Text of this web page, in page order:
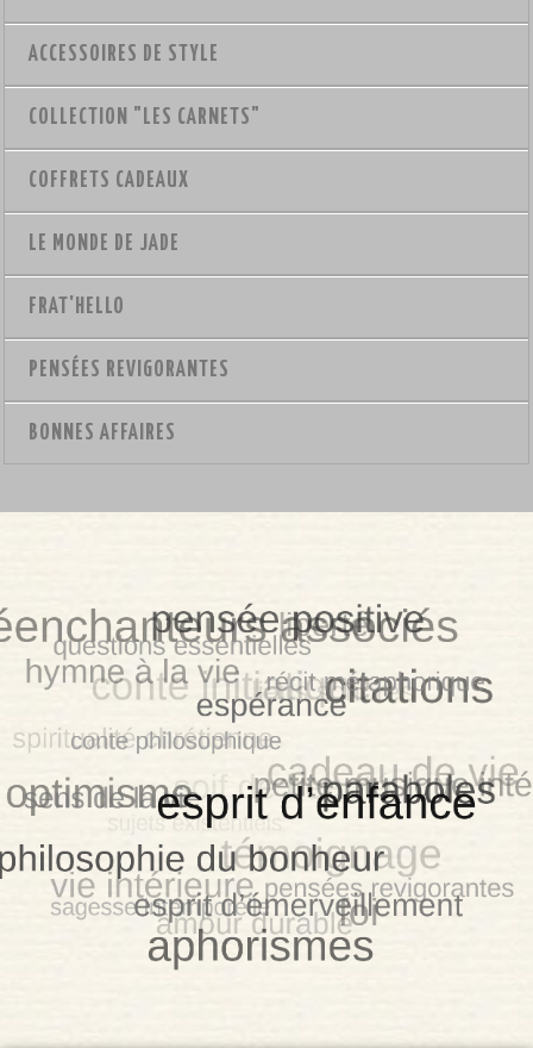
ACCESSOIRES DE STYLE
COLLECTION "LES CARNETS"
COFFRETS CADEAUX
LE MONDE DE JADE
FRAT'HELLO
PENSÉES REVIGORANTES
BONNES AFFAIRES